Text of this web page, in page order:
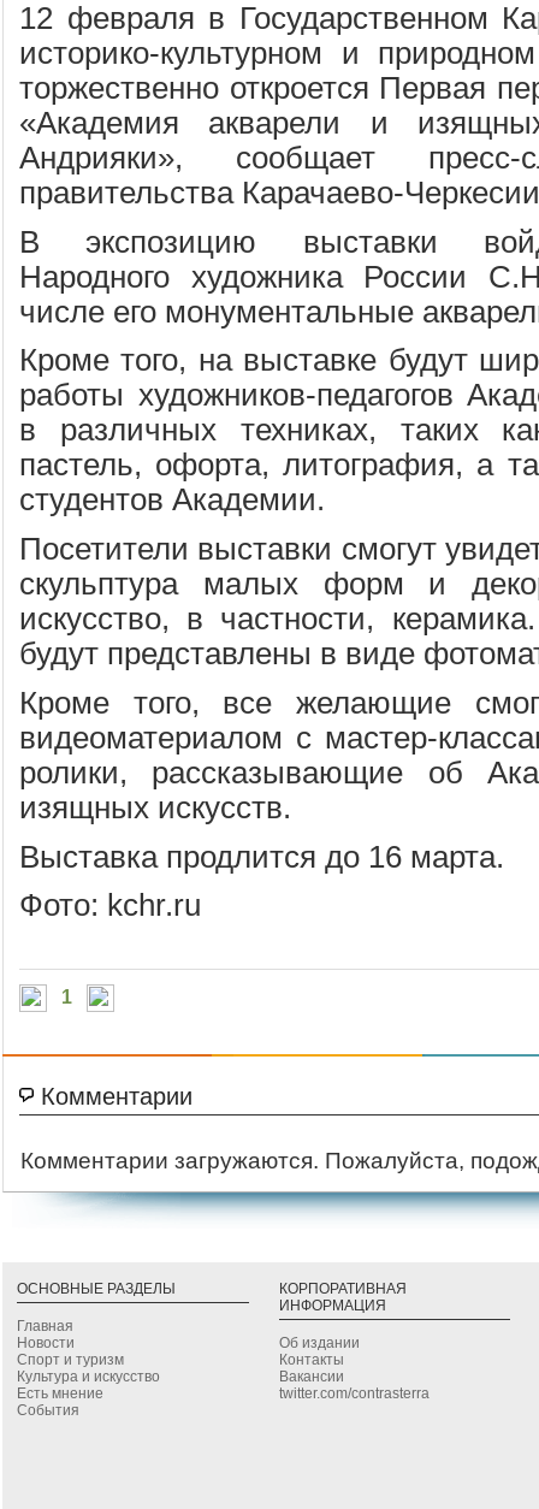
12 февраля в Государственном
историко-культурном и
торжественно откроется Первая
«Академия акварели и
Андрияки», сообщает
правительства Карачаево-
В экспозицию выставки
Народного художника России
числе его монументальные
Кроме того, на выставке будут
работы художников-педагогов
в различных техниках, таких
пастель, офорта, литография, а
студентов Академии.
Посетители выставки смогут
скульптура малых форм и
искусство, в частности,
будут представлены в виде
Кроме того, все желающие
видеоматериалом с мастер-
ролики, рассказывающие об
изящных искусств.
Выставка продлится до 16 марта.
Фото: kchr.ru
1
Комментарии
Комментарии загружаются. Пожалуйста,
ОСНОВНЫЕ РАЗДЕЛЫ
Главная
Новости
Спорт и туризм
Культура и искусство
Есть мнение
События
КОРПОРАТИВНАЯ
ИНФОРМАЦИЯ
Об издании
Контакты
Вакансии
twitter.com/contrasterra